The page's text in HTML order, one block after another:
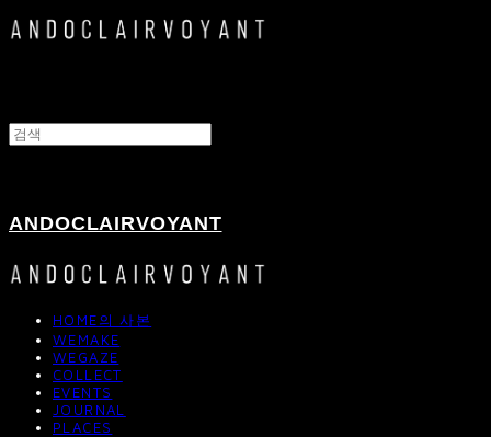
ANDOCLAIRVOYANT
HOME의 사본
WEMAKE
WEGAZE
COLLECT
EVENTS
JOURNAL
PLACES